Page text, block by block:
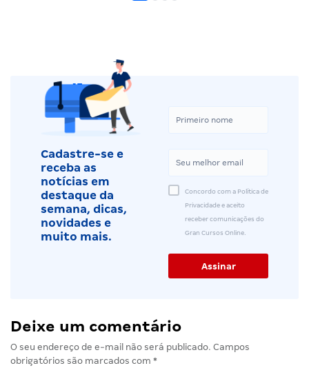
Cadastre-se e
receba as
notícias em
destaque da
semana, dicas,
novidades e
muito mais.
Concordo com a Política de
Privacidade e aceito
receber comunicações do
Gran Cursos Online.
Deixe um comentário
O seu endereço de e-mail não será publicado. Campos
obrigatórios são marcados com *